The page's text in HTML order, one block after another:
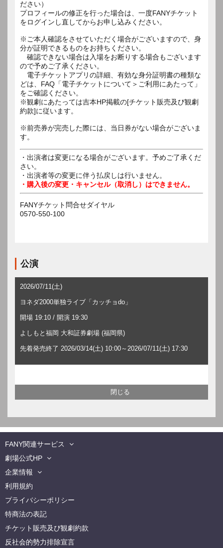
ださい）
プロフィールの修正を行った場合は、一度FANYチケット
をログインし直してからお申し込みください。
※ご本人確認をさせていただく場合がございますので、身
分が証明できるものをお持ちください。
確認できない場合は入場をお断りする場合もございます
ので予めご了承ください。
電子チケットアプリの詳細、有効な身分証明書の種類な
どは、FAQ「電子チケットについて＞ご利用にあたって」
をご確認ください。
※観劇にあたっては吉本HP掲載の[チケット販売及び観劇
約款]に従います。
※前売券が完売した際には、当日券がない場合がございま
す。
・出演者は変更になる場合がございます。予めご了承くだ
さい。
・出演者等の変更に伴う払戻しは行いません。
・購入後の変更・キャンセル（取消し）はできません。
FANYチケット問合せダイヤル
0570-550-100
公演
2026/07/11(土)
ヨネダ2000単独ライブ「カッチョdo」
開場 19:10 / 開演 19:30
よしもと福岡 大和証券劇場 (福岡県)
先着発売終了 2026/03/14(土) 10:00～2026/07/11(土) 17:30
FANY関連サービス
劇場公式HP
企業情報
利用規約
プライバシーポリシー
特商法の表記
チケット販売及び観劇約款
反社会的勢力排除宣言